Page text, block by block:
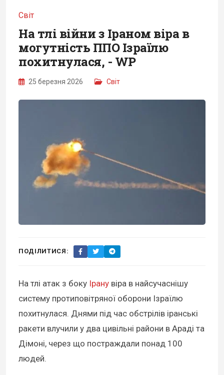
Світ
На тлі війни з Іраном віра в
могутність ППО Ізраїлю
похитнулася, - WP
25 березня 2026 Світ
ПОДІЛИТИСЯ:
На тлі атак з боку Ірану віра в найсучаснішу
систему протиповітряної оборони Ізраїлю
похитнулася. Днями під час обстрілів іранські
ракети влучили у два цивільні райони в Араді та
Дімоні, через що постраждали понад 100
людей.